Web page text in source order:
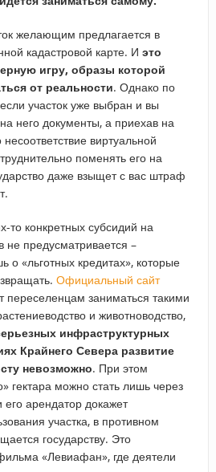
желающим предлагается в
кадастровой карте. И это
игру, образы которой
от реальности. Однако по
участок уже выбран и вы
него документы, а приехав на
виртуальной
поменять его на
даже взыщет с вас штраф
то конкретных субсидий на
не предусматривается –
о «льготных кредитах», которые
Официальный сайт
переселенцам заниматься такими
и животноводство,
инфраструктурных
Крайнего Севера развитие
невозможно. При этом
гектара можно стать лишь через
его арендатор докажет
участка, в противном
государству. Это
«Левиафан», где деятели